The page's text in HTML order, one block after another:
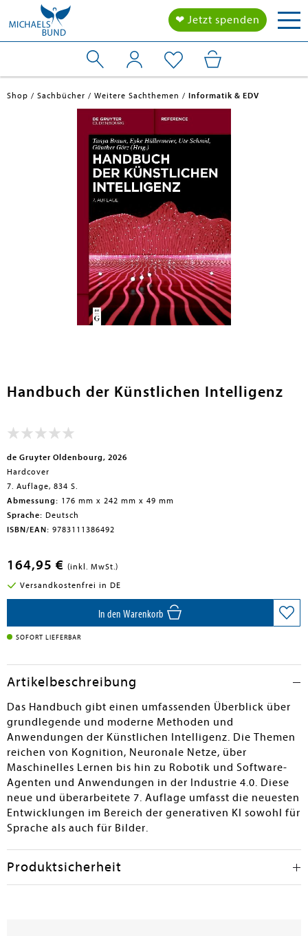
❤ Jetzt spenden
Shop Sachbücher Weitere Sachthemen Informatik & EDV
Handbuch der Künstlichen Intelligenz
de Gruyter Oldenbourg, 2026
Hardcover
7. Auflage, 834 S.
Abmessung: 176 mm x 242 mm x 49 mm
Sprache: Deutsch
ISBN/EAN: 9783111386492
164,95 € (inkl. MwSt.)
Versandkostenfrei in DE
In den Warenkorb
SOFORT LIEFERBAR
Artikelbeschreibung
Das Handbuch gibt einen umfassenden Überblick über
grundlegende und moderne Methoden und
Anwendungen der Künstlichen Intelligenz. Die Themen
reichen von Kognition, Neuronale Netze, über
Maschinelles Lernen bis hin zu Robotik und Software-
Agenten und Anwendungen in der Industrie 4.0. Diese
neue und überarbeitete 7. Auflage umfasst die neuesten
Entwicklungen im Bereich der generativen KI sowohl für
Sprache als auch für Bilder.
Produktsicherheit